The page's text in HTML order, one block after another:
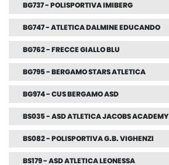
BG737 - POLISPORTIVA IMIBERG
BG747 - ATLETICA DALMINE EDUCANDO
BG762 - FRECCE GIALLO BLU
BG795 - BERGAMO STARS ATLETICA
BG974 - CUS BERGAMO ASD
BS035 - ASD ATLETICA JACOBS ACADEMY
BS082 - POLISPORTIVA G.B. VIGHENZI
BS179 - ASD ATLETICA LEONESSA